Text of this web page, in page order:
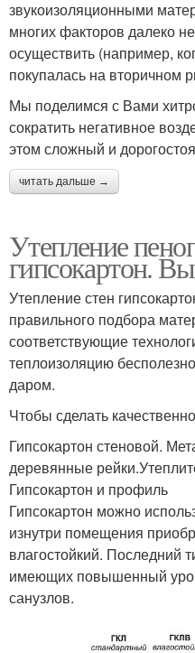
звукоизоляционными
многих факторов далеко
осуществить (например,
покупалась на вторичном
Мы поделимся с Вами
сократить негативное
этом сложный и
читать дальше →
Утепление
гипсокартон.
Утепление стен
правильного подбора
соответствующие
теплоизоляцию
даром.
Чтобы сделать
Гипсокартон стеновой.
деревянные
Гипсокартон и профиль
Гипсокартон можно
изнутри помещения
влагостойкий. Последний
имеющих повышенный
санузлов.